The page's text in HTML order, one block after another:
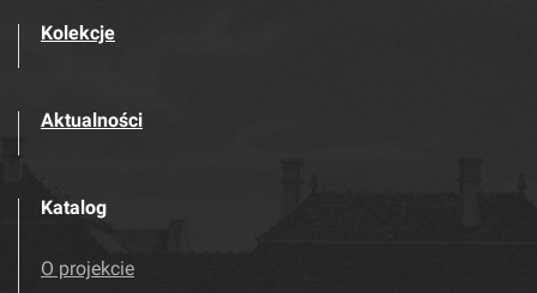
Kolekcje
Aktualności
Katalog
O projekcie